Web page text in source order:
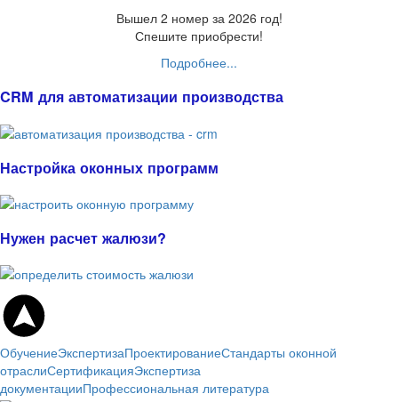
Вышел 2 номер за 2026 год!
Спешите приобрести!
Подробнее...
CRM для автоматизации производства
Настройка оконных программ
Нужен расчет жалюзи?
ОбучениеЭкспертизаПроектированиеСтандарты оконной
отраслиСертификацияЭкспертиза
документацииПрофессиональная литература